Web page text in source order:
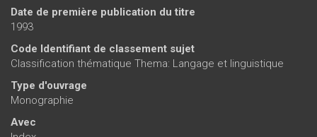
Date de première publication du titre
1993
Code Identifiant de classement sujet
Classification thématique Thema: Langage et linguistique
Type d'ouvrage
Monographie
Avec